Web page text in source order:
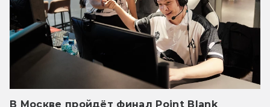
В Москве пройдёт финал Point Blank